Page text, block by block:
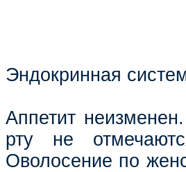
Эндокринная
Аппетит
рту не
Оволосение по